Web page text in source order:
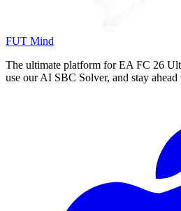
FUT Mind
The ultimate platform for EA FC 26
use our AI SBC Solver, and stay